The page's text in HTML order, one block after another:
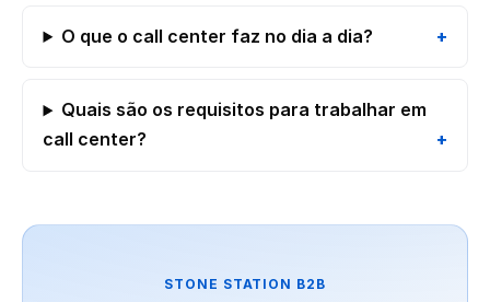
O que o call center faz no dia a dia?
Quais são os requisitos para trabalhar em
call center?
STONE STATION B2B